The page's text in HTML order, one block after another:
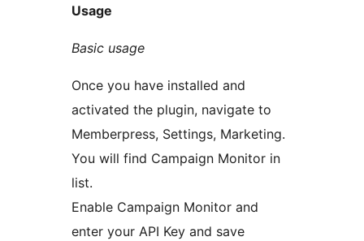
Usage
Basic usage
Once you have installed and
activated the plugin, navigate to
Memberpress, Settings, Marketing.
You will find Campaign Monitor in
list.
Enable Campaign Monitor and
enter your API Key and save